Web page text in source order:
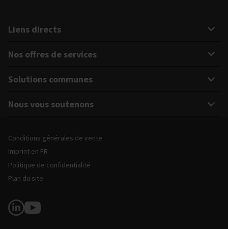
Liens directs
Nos offres de services
Solutions communes
Nous vous soutenons
Mentions légales et informations sur le site
Conditions générales de vente
Imprint en FR
Politique de confidentialité
Plan du site
Suivez-nous